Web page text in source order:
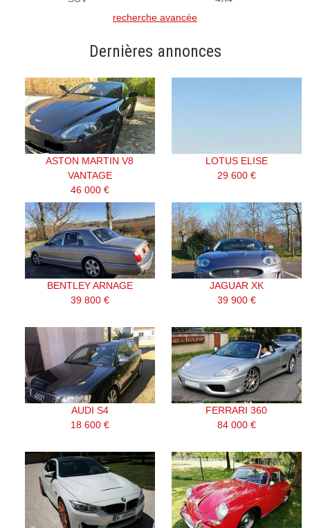
recherche avancée
Dernières annonces
ASTON MARTIN V8
VANTAGE
46 000 €
LOTUS ELISE
29 600 €
BENTLEY ARNAGE
39 800 €
JAGUAR XK
39 900 €
AUDI S4
18 600 €
FERRARI 360
84 000 €